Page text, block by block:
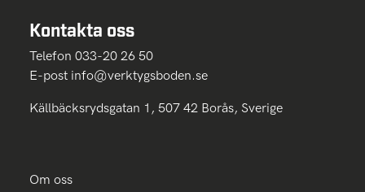
Kontakta oss
Telefon 033-20 26 50
E-post info@verktygsboden.se
Källbäcksrydsgatan 1, 507 42 Borås, Sverige
Om oss